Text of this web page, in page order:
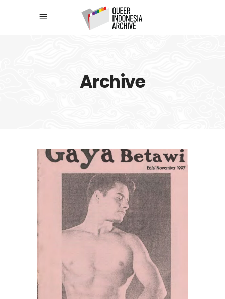
Archive